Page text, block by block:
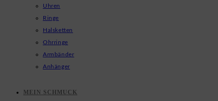
Uhren
Ringe
Halsketten
Ohrringe
Armbänder
Anhänger
MEIN SCHMUCK